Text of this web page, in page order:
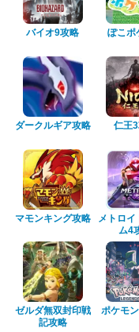
バイオ9攻略 ぽこポ
ダークルギア攻略 仁王
マモンキング攻略
メトロイ
ム4
ゼルダ無双封印戦
記攻略
ポケモ